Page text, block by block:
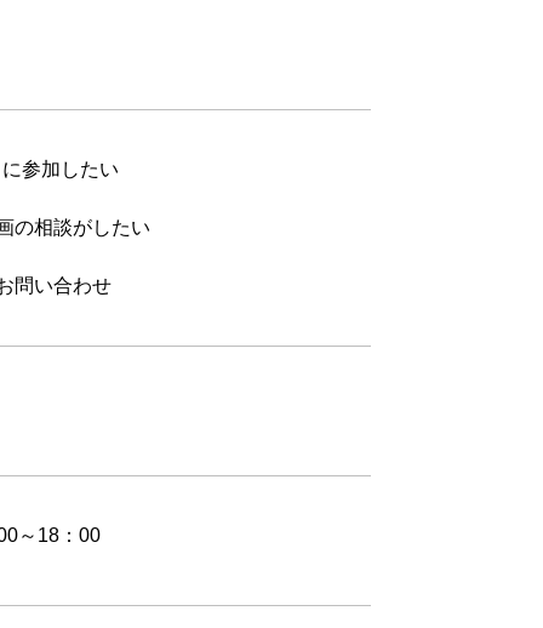
参加したい
の相談がしたい
問い合わせ
～18：00